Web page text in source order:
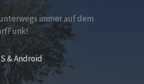
immer auf dem
& Android